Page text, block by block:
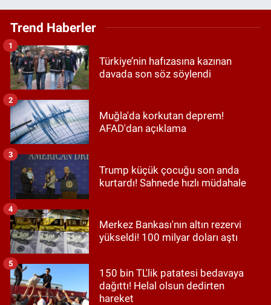
Trend Haberler
Türkiye’nin hafızasına kazınan
davada son söz söylendi
1
Muğla'da korkutan deprem!
AFAD'dan açıklama
2
Trump küçük çocuğu son anda
kurtardı! Sahnede hızlı müdahale
3
Merkez Bankası'nın altın rezervi
yükseldi! 100 milyar doları aştı
4
150 bin TL'lik patatesi bedavaya
dağıttı! Helal olsun dedirten
hareket
5